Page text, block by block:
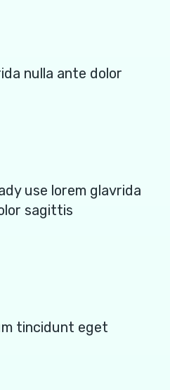
nulla ante dolor
use lorem glavrida
sagittis
tincidunt eget